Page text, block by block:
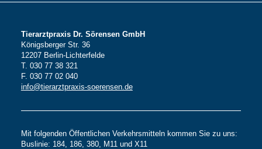
Tierarztpraxis Dr. Sörensen GmbH
Königsberger Str. 36
12207 Berlin-Lichterfelde
T. 030 77 38 321
F. 030 77 02 040
info@tierarztpraxis-soerensen.de
Mit folgenden Öffentlichen Verkehrsmitteln kommen Sie zu uns:
Buslinie: 184, 186, 380, M11 und X11